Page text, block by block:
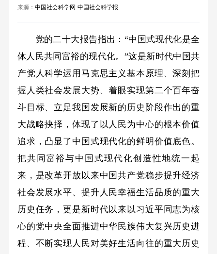
来源： 中国社会科学网-中国社会科学报
党的二十大报告指出：“中国式现代化是全
体人民共同富裕的现代化。”这是新时代中国共
产党人科学运用马克思主义基本原理、深刻把
握人类社会发展大势、着眼实现第二个百年奋
斗目标、立足我国发展新的历史阶段作出的重
大战略抉择，体现了以人民为中心的根本价值
追求，凸显了中国式现代化的鲜明价值底色。
把共同富裕与中国式现代化创造性地统一起
来，是改革开放以来中国共产党稳步提升经济
社会发展水平、提升人民幸福生活品质的重大
历史任务，更是新时代以来以习近平同志为核
心的党中央全面推进中华民族伟大复兴历史进
程、不断实现人民对美好生活向往的重大历史